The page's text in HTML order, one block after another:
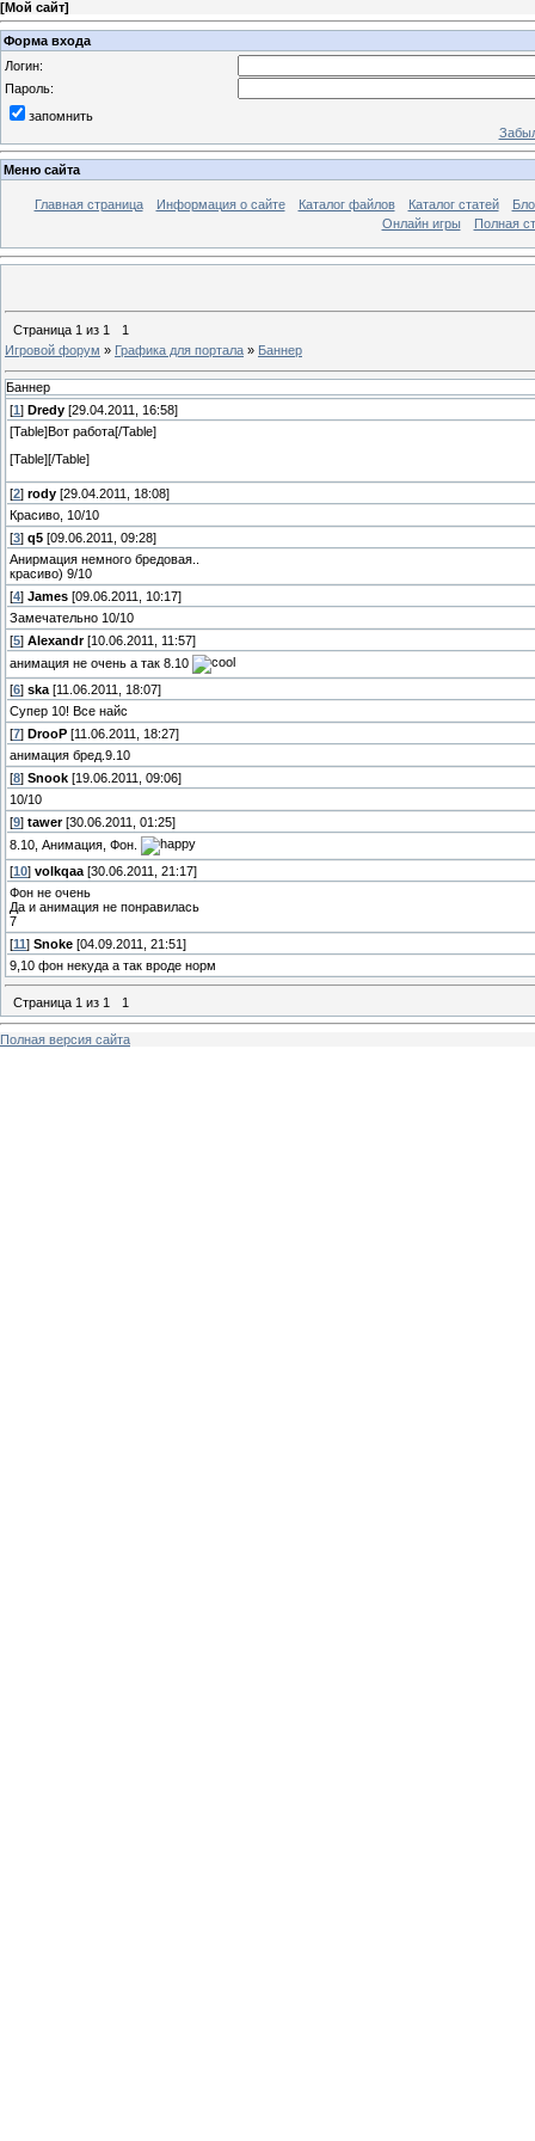
[Мой сайт]
Форма входа
Логин:
Пароль:
запомнить
Меню сайта
Главная страница Информация о сайте Каталог файлов Каталог статей
Онлайн игры
Полная
Страница 1 из 1
1
Игровой форум » Графика для портала » Баннер
Баннер
[1 ] Dredy [29.04.2011, 16:58]
[Table]Вот работа[/Table]
[Table][/Table]
[2] rody [29.04.2011, 18:08]
Красиво, 10/10
[3] q5 [09.06.2011, 09:28]
Анирмация немного бредовая..
красиво) 9/10
[4] James [09.06.2011, 10:17]
Замечательно 10/10
[5] Alexandr[10.06.2011, 11:57]
анимация не очень а так 8.10
[6] ska [11.06.2011, 18:07]
Супер 10! Все найс
[7] DrooP [11.06.2011, 18:27]
анимация бред.9.10
[8] Snook [19.06.2011, 09:06]
10/10
[9] tawer[30.06.2011, 01:25]
8.10, Анимация, Фон.
[10] volkqaa [30.06.2011, 21:17]
Фон не очень
Да и анимация не понравилась
7
[11 ] Snoke [04.09.2011, 21:51]
9,10 фон некуда а так вроде норм
Страница 1 из 1 1
Полная версия сайта